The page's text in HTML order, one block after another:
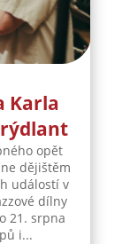
Karla
opět
dějištěm
událostí v
dílny
21. srpna
i...